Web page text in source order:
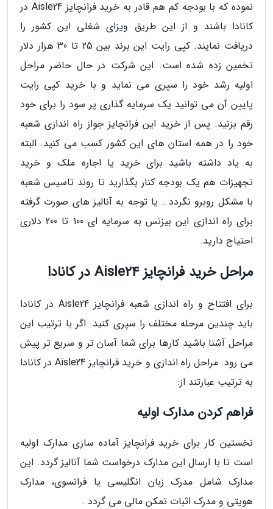
نموده که با بودجه کم هم قادر به خرید فرانچایز Aisle24 در
کانادا باشند و از این طریق ویزای شغلی این کشور را
دریافت نمایند. کپی رایت این برند بین 25 تا 30 هزار دلار
تخمین زده شده است. این شرکت در حال حاضر مراحل
اولیه رشد خود را سپری می نماید و با خرید کپی رایت
پایین آن می توانید یک سرمایه گذاری پر سود را برای خود
رقم بزنید. پس از خرید این فرانچایز جواز راه اندازی شعبه
خود را در همه استان های این کشور کسب می کنید. البته
به یاد داشته باشید برای خرید یا اجاره ملک و خرید
تجهیزات هم یک بودجه کنار بگذارید تا روند تاسیس شعبه
با مشکل روبرو نگردد . یا توجه به آنالیز های صورت گرفته
برای راه اندازی این بیزنس به سرمایه ای 100 تا 200 دلاری
احتیاج دارید.
مراحل خرید فرانچایز Aisle24 در کانادا
برای افتتاح و راه اندازی شعبه فرانچایز Aisle24 در کانادا
باید چندین مرحله مختلف را سپری کنید. اگر با ترتیب این
مراحل آشنا باشید کارها برای شما آسان تر و سریع تر پیش
می رود. مراحل راه اندازی و خرید فرانچایز Aisle24 در کانادا
به ترتیب عبارتند از:
فراهم کردن مدارک اولیه
نخستین کار برای خرید فرانچایز آماده سازی مدارک اولیه
است تا با ارسال این مدارک درخواست شما آنالیز گردد. این
مدارک شامل مدرک زبان انگلیسی یا فرانسوی، مدارک
هویتی و مدرک اثبات تمکن مالی می گردد .